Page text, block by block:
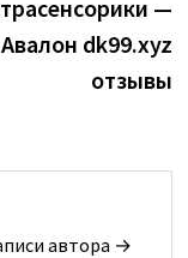
—
dk99.xyz
отзывы
автора →